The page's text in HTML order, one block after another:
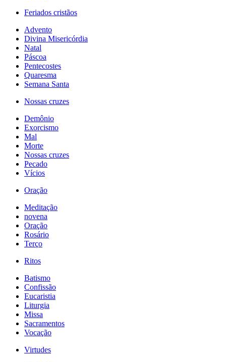
Feriados cristãos
Advento
Divina Misericórdia
Natal
Páscoa
Pentecostes
Quaresma
Semana Santa
Nossas cruzes
Demônio
Exorcismo
Mal
Morte
Nossas cruzes
Pecado
Vícios
Oração
Meditação
novena
Oração
Rosário
Terço
Ritos
Batismo
Confissão
Eucaristia
Liturgia
Missa
Sacramentos
Vocação
Virtudes